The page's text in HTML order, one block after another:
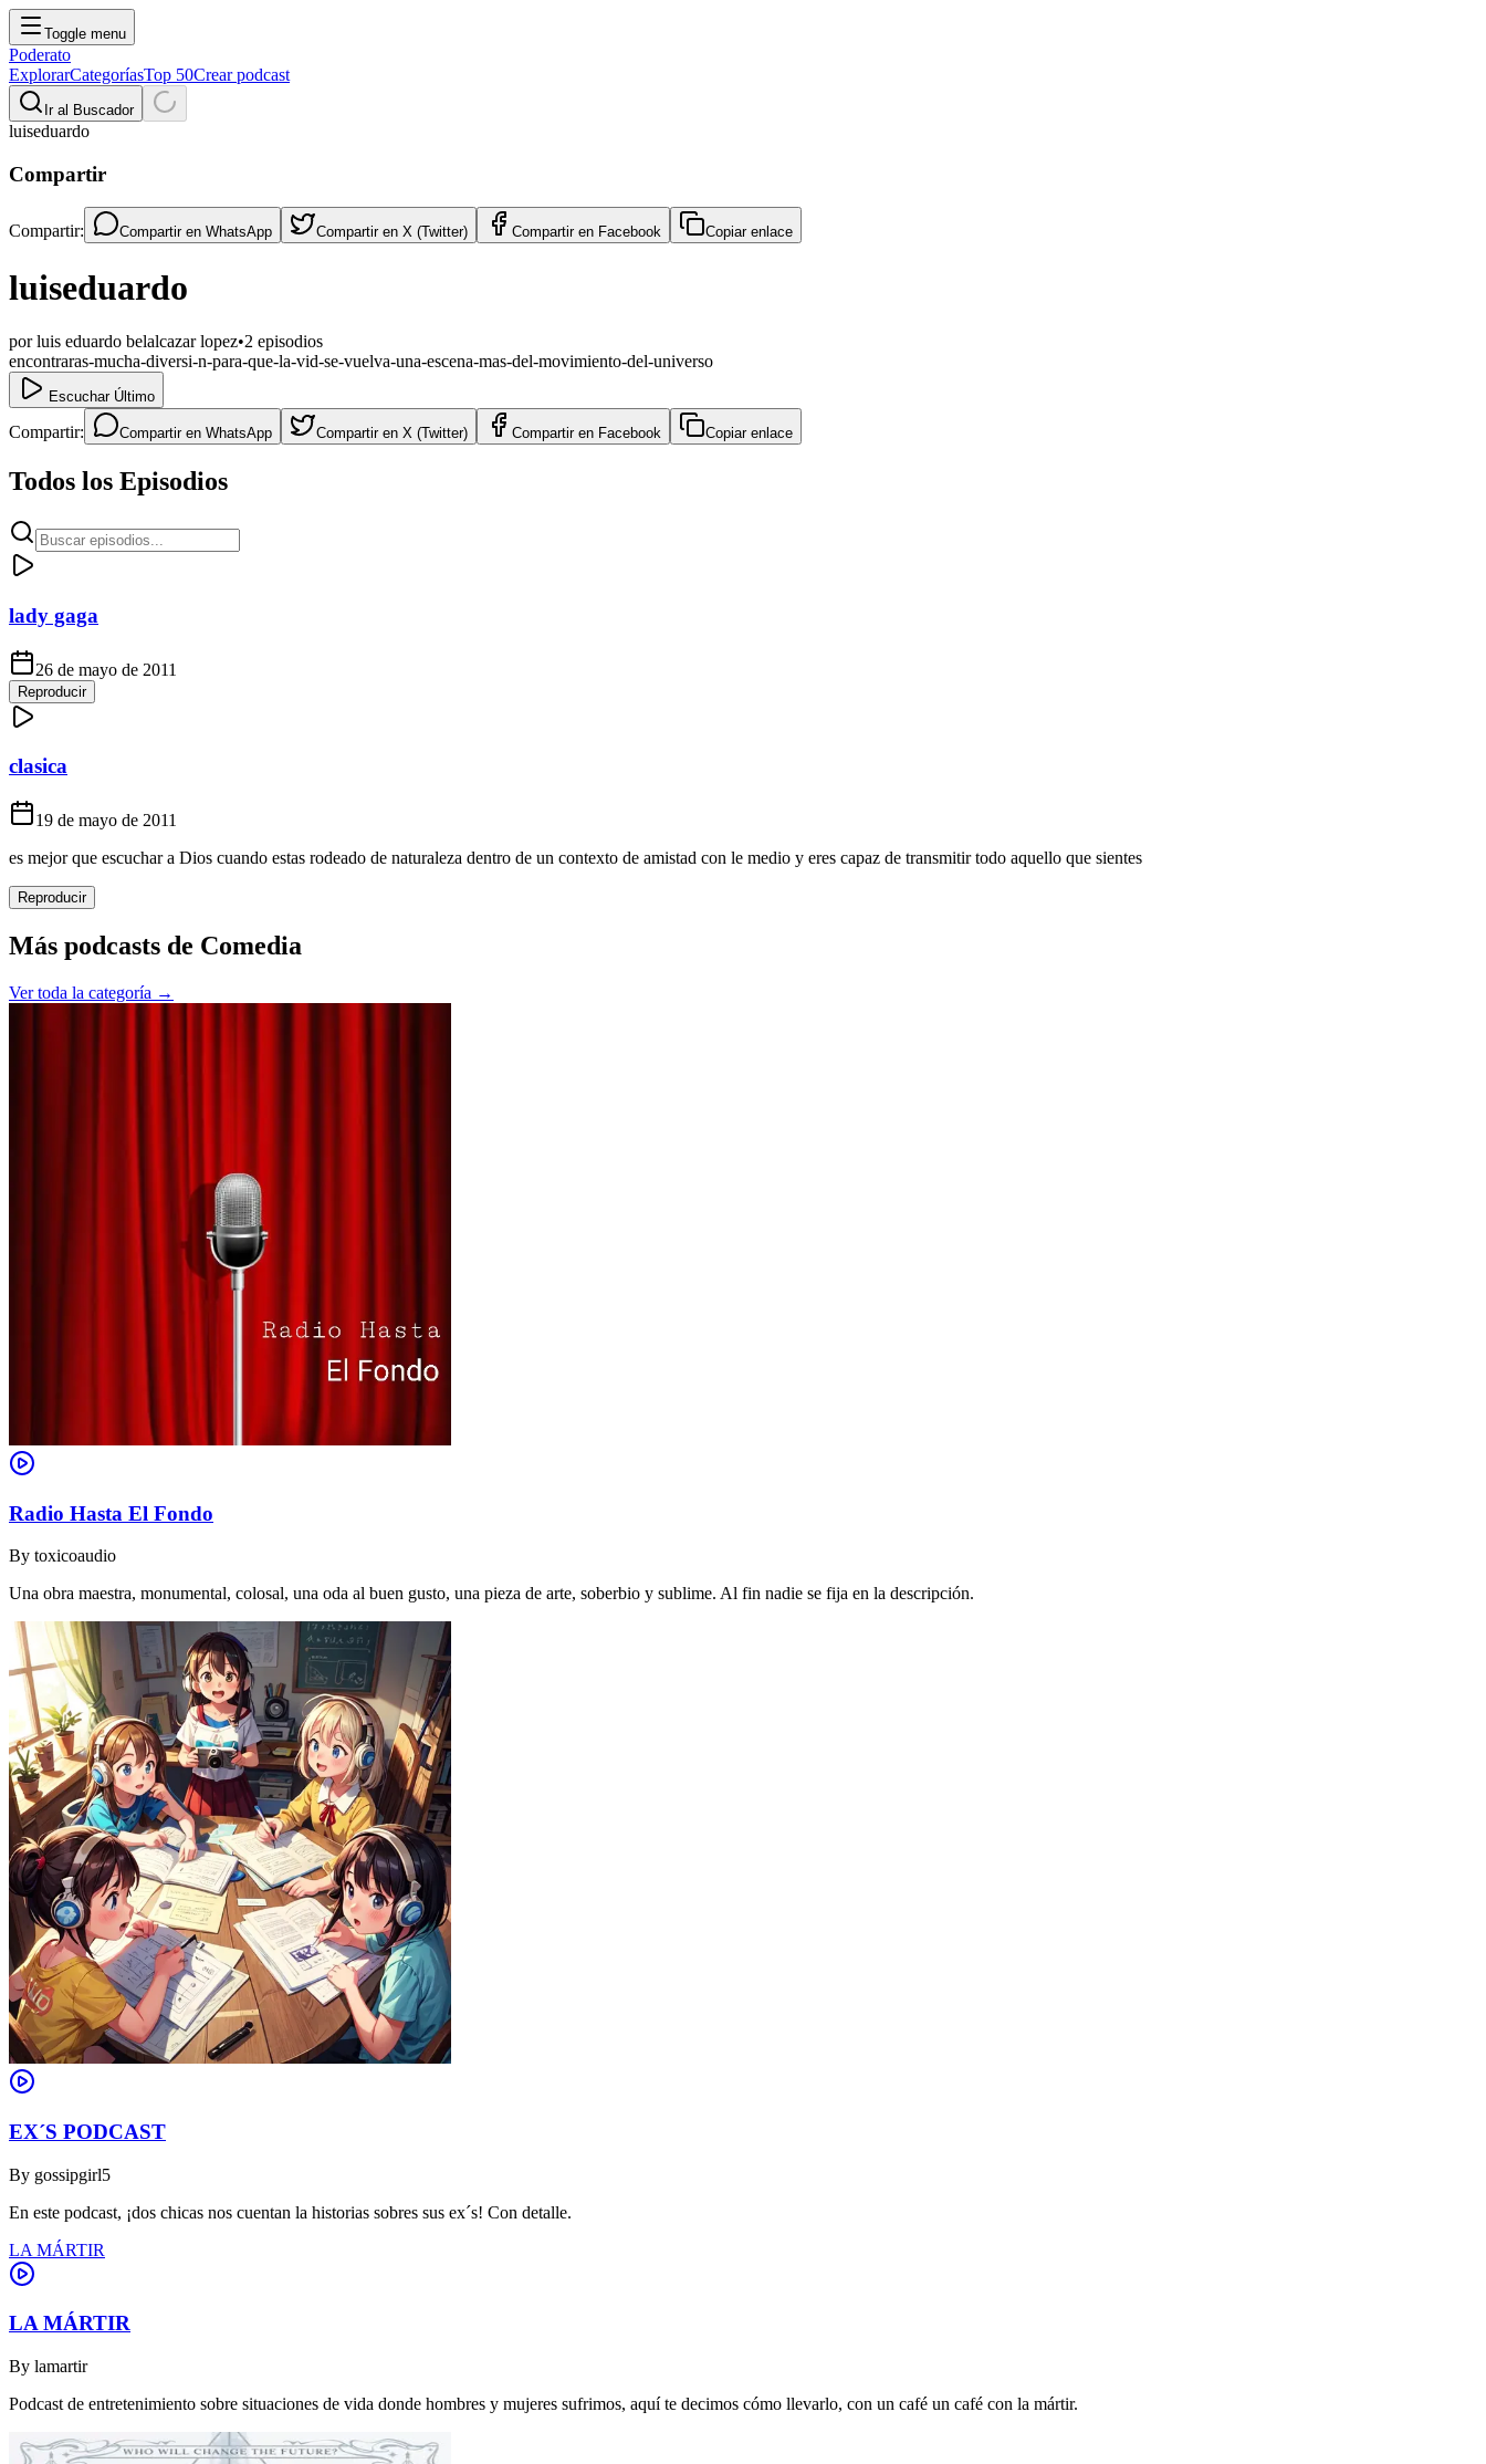
Toggle menu
Poderato
ExplorarCategoríasTop 50Crear podcast
Ir al Buscador
luiseduardo
Compartir
Compartir: Compartir en WhatsApp Compartir en X (Twitter) Compartir en Facebook Copiar enlace
luiseduardo
porluis eduardo belalcazar lopez•2 episodios
encontraras-mucha-diversi-n-para-que-la-vid-se-vuelva-una-escena-mas-del-movimiento-del-universo
Escuchar Último
Compartir: Compartir en WhatsApp Compartir en X (Twitter) Compartir en Facebook Copiar enlace
Todos los Episodios
lady gaga
26 de mayo de 2011
Reproducir
clasica
19 de mayo de 2011
es mejor que escuchar a Dios cuando estas rodeado de naturaleza dentro de un contexto de amistad con le medio y eres capaz de transmitir todo aquello que sientes
Reproducir
Más podcasts de Comedia
Ver toda la categoría →
Radio Hasta El Fondo
By toxicoaudio
Una obra maestra, monumental, colosal, una oda al buen gusto, una pieza de arte, soberbio y sublime. Al fin nadie se fija en la descripción.
EX´S PODCAST
By gossipgirl5
En este podcast, ¡dos chicas nos cuentan la historias sobres sus ex´s! Con detalle.
LA MÁRTIR
LA MÁRTIR
By lamartir
Podcast de entretenimiento sobre situaciones de vida donde hombres y mujeres sufrimos, aquí te decimos cómo llevarlo, con un café un café con la mártir.